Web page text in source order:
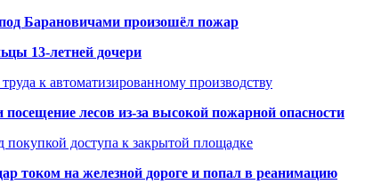
Барановичами произошёл пожар
13-летней дочери
к автоматизированному производству
лесов из-за высокой пожарной опасности
покупкой доступа к закрытой площадке
током на железной дороге и попал в реанимацию